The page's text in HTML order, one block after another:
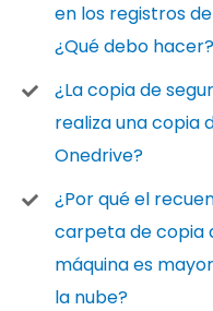
en los registros
¿Qué debo hacer?
¿La copia de
realiza una copia
Onedrive?
¿Por qué el
carpeta de copia
máquina es
la nube?